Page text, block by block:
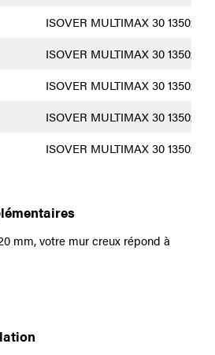
ISOVER MULTIMAX 30
ISOVER MULTIMAX 30
ISOVER MULTIMAX 30
ISOVER MULTIMAX 30
ISOVER MULTIMAX 30
mm, votre mur creux répond à